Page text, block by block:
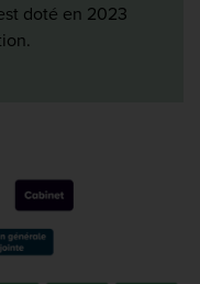
doté en 2023